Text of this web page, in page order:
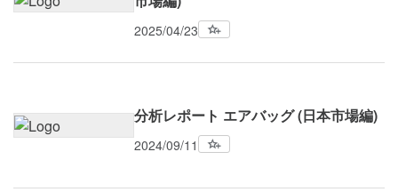
2025/04/23
分析レポート エアバッグ (日本市場編)
2024/09/11